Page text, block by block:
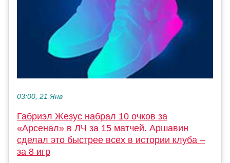
03:00, 21 Янв
Габриэл Жезус набрал 10 очков за
«Арсенал» в ЛЧ за 15 матчей. Аршавин
сделал это быстрее всех в истории клуба –
за 8 игр